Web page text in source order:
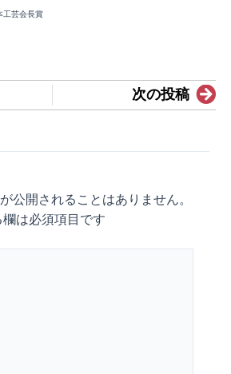
芸会長賞
次の投稿
公開されることはありません。
は必須項目です